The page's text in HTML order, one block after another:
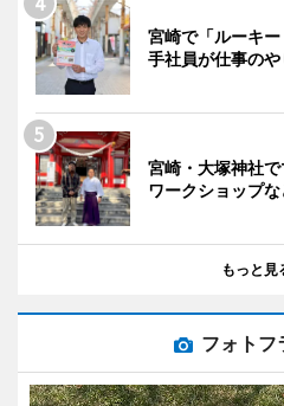
宮崎で「ルーキ
手社員が仕事の
宮崎・大塚神社
ワークショップ
もっと見
フォトフ